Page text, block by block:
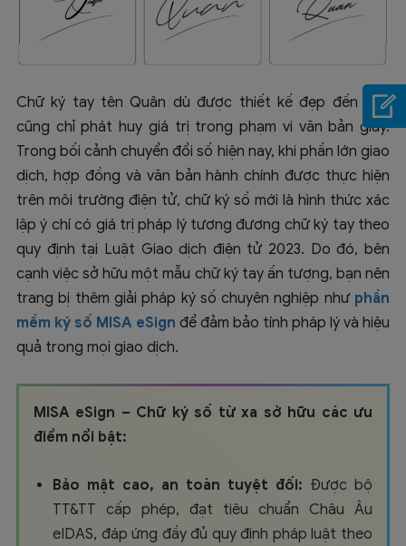
Chữ ký tay tên Quân dù được thiết kế đẹp đến đâu
cũng chỉ phát huy giá trị trong phạm vi văn bản giấy.
Trong bối cảnh chuyển đổi số hiện nay, khi phần lớn giao
dịch, hợp đồng và văn bản hành chính được thực hiện
trên môi trường điện tử, chữ ký số mới là hình thức xác
lập ý chí có giá trị pháp lý tương đương chữ ký tay theo
quy định tại Luật Giao dịch điện tử 2023. Do đó, bên
cạnh việc sở hữu một mẫu chữ ký tay ấn tượng, bạn nên
trang bị thêm giải pháp ký số chuyên nghiệp như phần
mềm ký số MISA eSign để đảm bảo tính pháp lý và hiệu
quả trong mọi giao dịch.
MISA eSign – Chữ ký số từ xa sở hữu các ưu
điểm nổi bật:
Bảo mật cao, an toàn tuyệt đối: Được bộ
TT&TT cấp phép, đạt tiêu chuẩn Châu Âu
eIDAS, đáp ứng đầy đủ quy định pháp luật theo